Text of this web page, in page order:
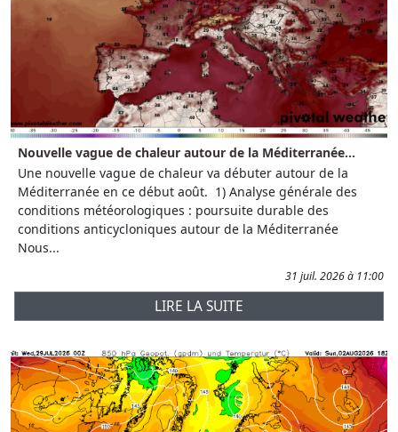
Nouvelle vague de chaleur autour de la Méditerranée...
Une nouvelle vague de chaleur va débuter autour de la
Méditerranée en ce début août. 1) Analyse générale des
conditions météorologiques : poursuite durable des
conditions anticycloniques autour de la Méditerranée
Nous...
31 juil. 2026 à 11:00
LIRE LA SUITE